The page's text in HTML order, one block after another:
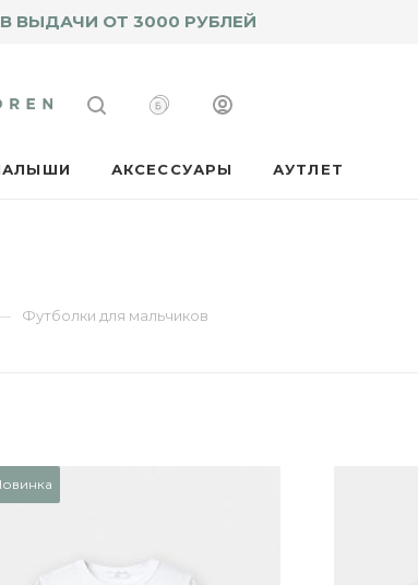
ВЫДАЧИ ОТ 3000 РУБЛЕЙ
АКСЕССУАРЫ АУТЛЕТ
Футболки для мальчиков